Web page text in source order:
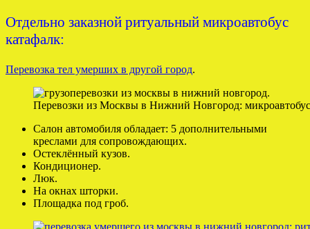
Отдельно заказной ритуальный микроавтобус
катафалк:
Перевозка тел умерших в другой город.
Перевозки из Москвы в Нижний Новгород:
Салон автомобиля обладает: 5 дополнительными
креслами для сопровождающих.
Остеклённый кузов.
Кондиционер.
Люк.
На окнах шторки.
Площадка под гроб.